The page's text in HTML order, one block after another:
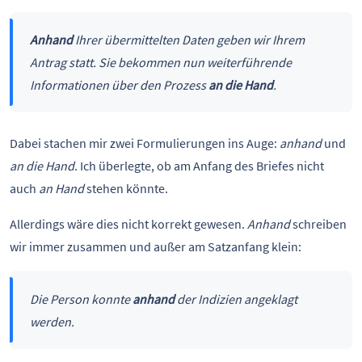
AnhandIhrer übermittelten Daten geben wir Ihrem
Antrag statt. Sie bekommen nun weiterführende
Informationen über den Prozessan die Hand.
Dabei stachen mir zwei Formulierungen ins Auge: anhandund
an die Hand. Ich überlegte, ob am Anfang des Briefes nicht
auch an Handstehen könnte.
Allerdings wäre dies nicht korrekt gewesen. Anhandschreiben
wir immer zusammen und außer am Satzanfang klein:
Die Person konnteanhandder Indizien angeklagt
werden.